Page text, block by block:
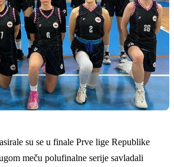
su se u finale Prve lige Republike
meču polufinalne serije savladali